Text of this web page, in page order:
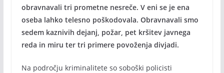
obravnavali tri prometne nesreče. V eni se je ena
oseba lahko telesno poškodovala. Obravnavali smo
sedem kaznivih dejanj, požar, pet kršitev javnega
reda in miru ter tri primere povoženja divjadi.
Na področju kriminalitete so soboški policisti